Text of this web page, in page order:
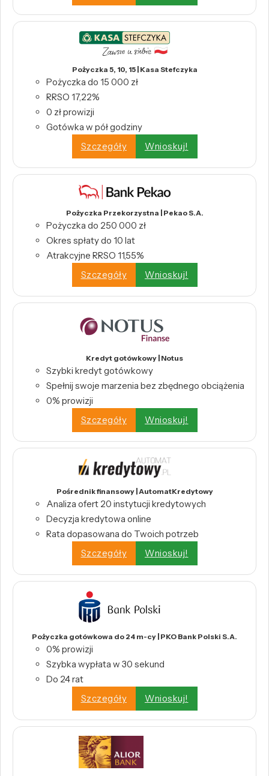
Pożyczka 5, 10, 15 | Kasa Stefczyka
Pożyczka do 15 000 zł
RRSO 17,22%
0 zł prowizji
Gotówka w pół godziny
Szczegóły
Wnioskuj!
Pożyczka Przekorzystna | Pekao S.A.
Pożyczka do 250 000 zł
Okres spłaty do 10 lat
Atrakcyjne RRSO 11,55%
Szczegóły
Wnioskuj!
Kredyt gotówkowy | Notus
Szybki kredyt gotówkowy
Spełnij swoje marzenia bez zbędnego obciążenia
0% prowizji
Szczegóły
Wnioskuj!
Pośrednik finansowy | AutomatKredytowy
Analiza ofert 20 instytucji kredytowych
Decyzja kredytowa online
Rata dopasowana do Twoich potrzeb
Szczegóły
Wnioskuj!
Pożyczka gotówkowa do 24 m-cy | PKO Bank Polski S.A.
0% prowizji
Szybka wypłata w 30 sekund
Do 24 rat
Szczegóły
Wnioskuj!